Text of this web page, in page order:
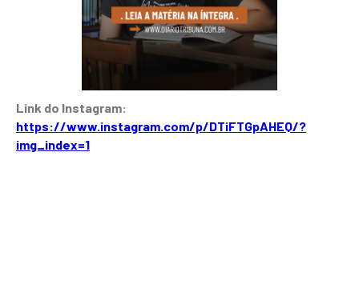
Link do Instagram:
https://www.instagram.com/p/DTiFTGpAHEQ/?
img_index=1